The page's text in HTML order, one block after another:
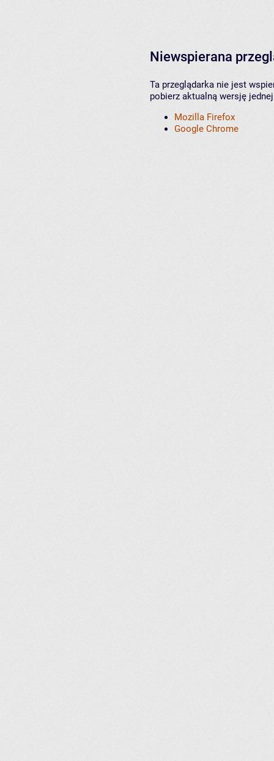
Niewspierana
Ta przeglądarka nie jest
pobierz aktualną wersję
Mozilla Firefox
Google Chrome